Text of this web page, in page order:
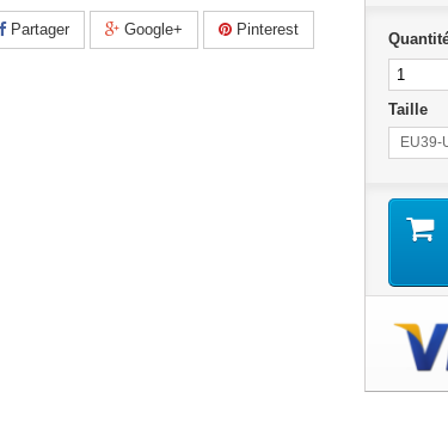
Partager Google+ Pinterest
Taille
EU39-